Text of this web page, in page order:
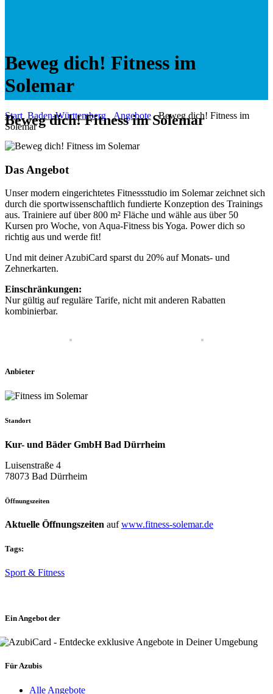
Beweg dich! Fitness im
Solemar
Start Baden-Württemberg Angebote
Beweg dich! Fitness im
Solemar
Beweg dich! Fitness im Solemar
Das Angebot
Unser modern eingerichtetes Fitnessstudio im Solemar zeichnet sich
durch die sportwissenschaftlich fundierte Konzeption des Trainings
aus. Trainiere auf über 800 m² Fläche und wähle aus über 50
Kursen pro Woche, von Aqua-Fitness bis Yoga. Power dich so
richtig aus und werde fit!
Und mit deiner AzubiCard sparst du 20% auf Monats- und
Zehnerkarten.
Einschränkungen:
Nur gültig auf reguläre Tarife, nicht mit anderen Rabatten
kombinierbar.
Anbieter
Standort
Kur- und Bäder GmbH Bad Dürrheim
Luisenstraße 4
78073 Bad Dürrheim
Öffnungszeiten
Aktuelle Öffnungszeiten aufwww.fitness-solemar.de
Tags:
Sport & Fitness
Ein Angebot der
Für Azubis
Alle Angebote